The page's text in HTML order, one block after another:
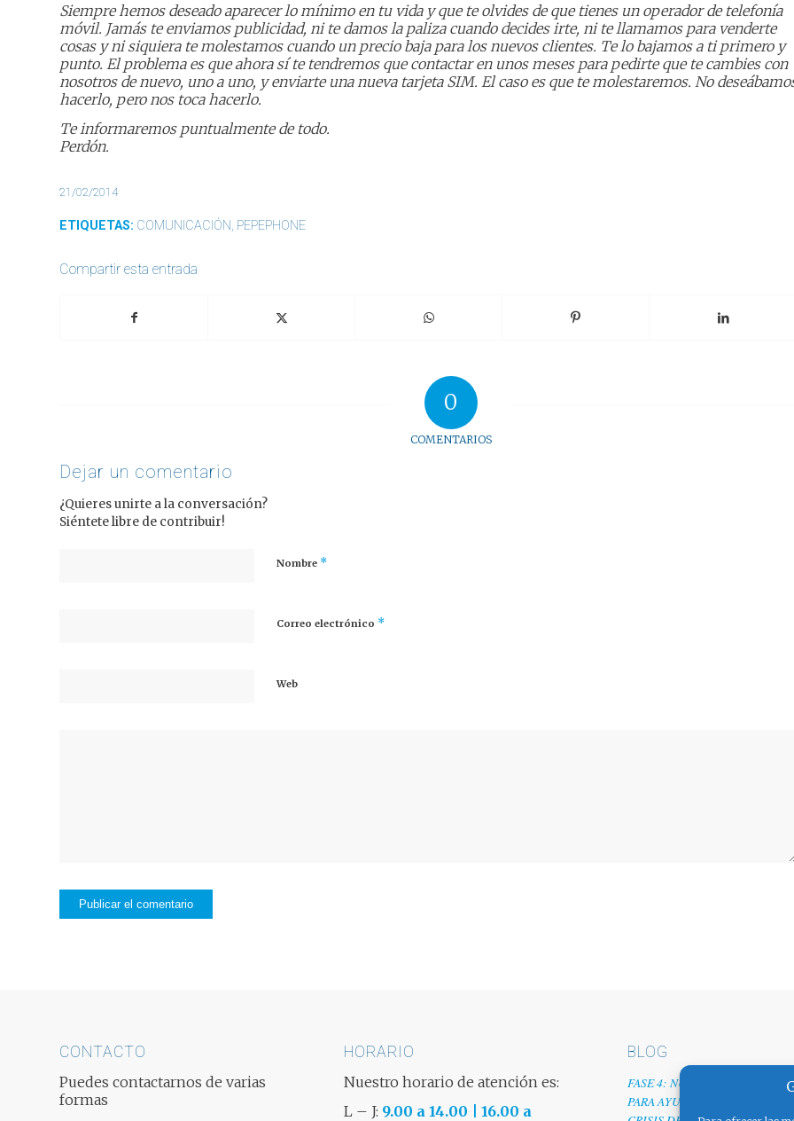
Siempre hemos deseado aparecer lo mínimo en tu vida y que te olvides de que tienes un operador de telefonía
móvil. Jamás te enviamos publicidad, ni te damos la paliza cuando decides irte, ni te llamamos para venderte
cosas y ni siquiera te molestamos cuando un precio baja para los nuevos clientes. Te lo bajamos a ti primero y
punto. El problema es que ahora sí te tendremos que contactar en unos meses para pedirte que te cambies con
nosotros de nuevo, uno a uno, y enviarte una nueva tarjeta SIM. El caso es que te molestaremos. No
hacerlo, pero nos toca hacerlo.
Te informaremos puntualmente de todo.
Perdón.
21/02/2014
ETIQUETAS: COMUNICACIÓN, PEPEPHONE
Compartir esta entrada
0
COMENTARIOS
Dejar un comentario
¿Quieres unirte a la conversación?
Siéntete libre de contribuir!
Nombre *
Correo electrónico *
Web
CONTACTO
Puedes contactarnos de varias
formas
HORARIO
Nuestro horario de atención es:
L – J: 9.00 a 14.00 | 16.00 a
BLOG
FASE 4: NUESTRO GRANITO
PARA AYUDAR A EMPRESAS